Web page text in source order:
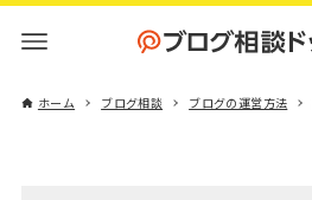
ホーム ブログ相談 ブログの運営方法